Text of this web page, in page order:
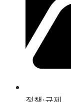
정책·규제